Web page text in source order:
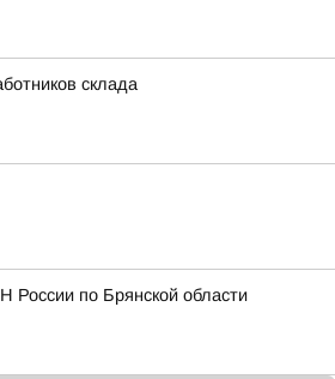
склада
России по Брянской области